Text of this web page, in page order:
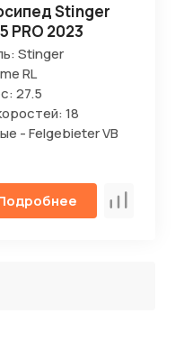
Stinger
PRO 2023
Stinger
RL
27.5
18
- Felgebieter VB
Сравнить